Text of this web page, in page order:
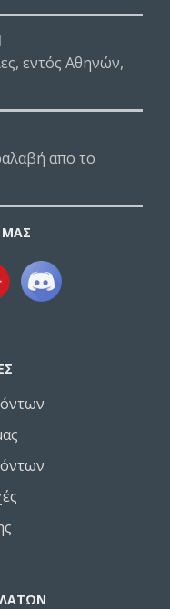
εντός Αθηνών,
απο το
ΜΑΣ